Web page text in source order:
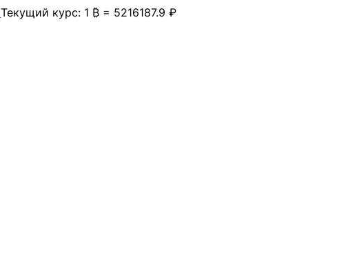
Текущий курс: 1 ₿ = 5216187.9 ₽